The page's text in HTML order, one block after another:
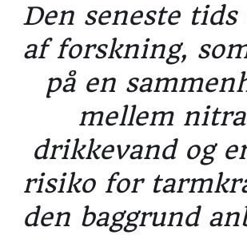
Den seneste tids
af forskning,
på en
mellem
drikkevand og
risiko for
den baggrund